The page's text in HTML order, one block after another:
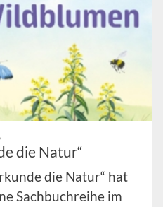
die Natur“
die Natur“ hat
Sachbuchreihe im